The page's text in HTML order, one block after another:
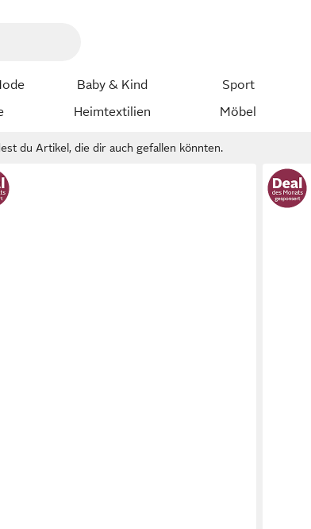
Baby & Kind Sport
Heimtextilien Möbel
du Artikel, die dir auch gefallen könnten.